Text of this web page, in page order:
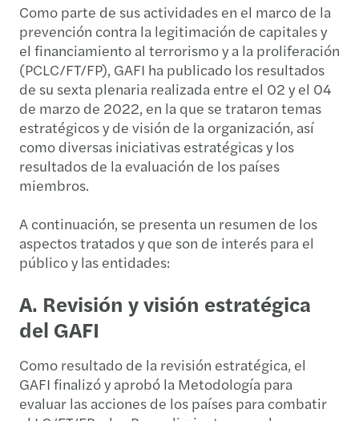
Como parte de sus actividades en el marco de la
prevención contra la legitimación de capitales y
el financiamiento al terrorismo y a la proliferación
(PCLC/FT/FP), GAFI ha publicado los resultados
de su sexta plenaria realizada entre el 02 y el 04
de marzo de 2022, en la que se trataron temas
estratégicos y de visión de la organización, así
como diversas iniciativas estratégicas y los
resultados de la evaluación de los países
miembros.
A continuación, se presenta un resumen de los
aspectos tratados y que son de interés para el
público y las entidades:
A. Revisión y visión estratégica
del GAFI
Como resultado de la revisión estratégica, el
GAFI finalizó y aprobó la Metodología para
evaluar las acciones de los países para combatir